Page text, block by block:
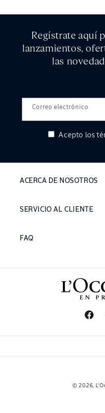
Regístrate aquí
lanzamientos,
las
Correo electrónico
Acepto los
ACERCA DE NOSOTROS
SERVICIO AL CLIENTE
FAQ
© 2026,